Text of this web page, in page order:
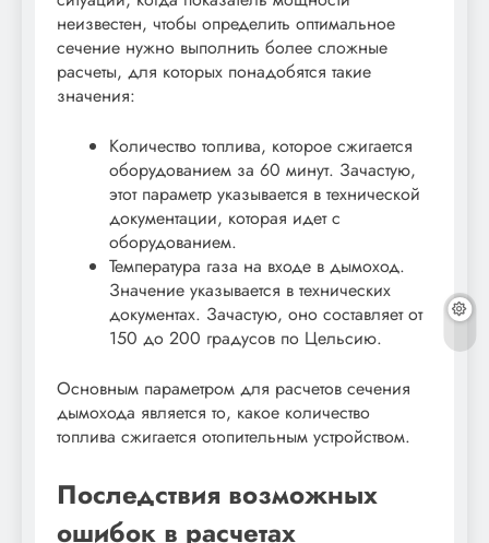
неизвестен, чтобы определить оптимальное
сечение нужно выполнить более сложные
расчеты, для которых понадобятся такие
значения:
Количество топлива, которое сжигается
оборудованием за 60 минут. Зачастую,
этот параметр указывается в технической
документации, которая идет с
оборудованием.
Температура газа на входе в дымоход.
Значение указывается в технических
документах. Зачастую, оно составляет от
150 до 200 градусов по Цельсию.
Основным параметром для расчетов сечения
дымохода является то, какое количество
топлива сжигается отопительным устройством.
Последствия возможных
ошибок в расчетах